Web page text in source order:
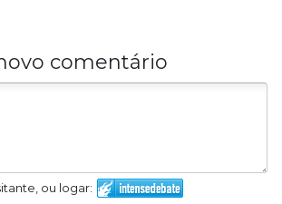
comentário
ou logar: